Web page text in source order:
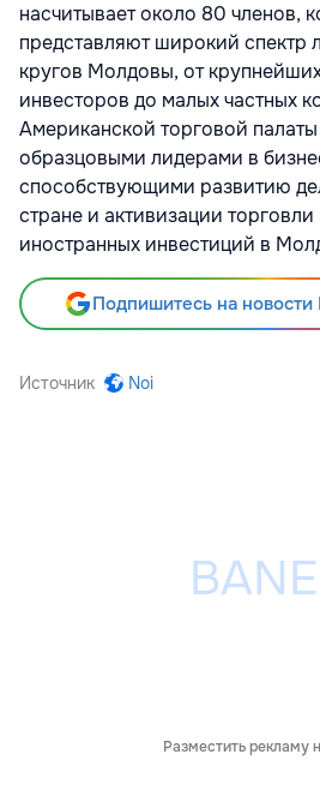
насчитывает около 80 членов,
представляют широкий спектр
кругов Молдовы, от
инвесторов до малых частных
Американской торговой
образцовыми лидерами в
способствующими развитию
стране и активизации торговли
иностранных инвестиций в
Подпишитесь на
Источник Noi
Разместить рекламу